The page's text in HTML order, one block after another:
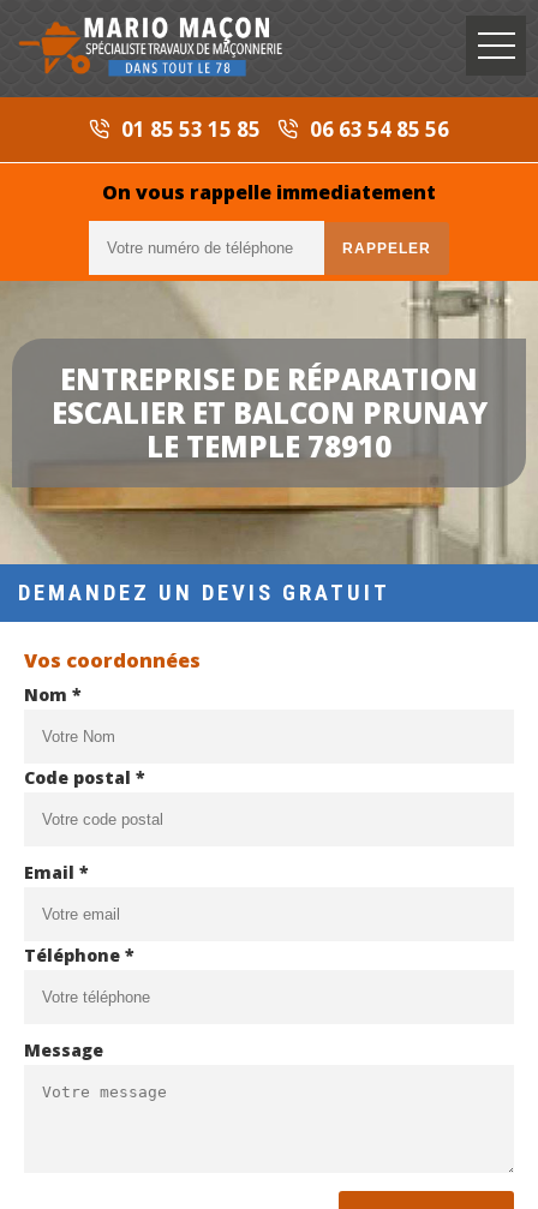
01 85 53 15 85 06 63 54 85 56
On vous rappelle immediatement
ENTREPRISE DE RÉPARATION
ESCALIER ET BALCON PRUNAY
LE TEMPLE 78910
DEMANDEZ UN DEVIS GRATUIT
Vos coordonnées
Nom *
Code postal *
Email *
Téléphone *
Message